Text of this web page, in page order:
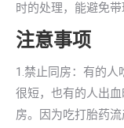
时的处理，能避免带
注意事项
1.禁止同房：有的
很短，也有的人出
房。因为吃打胎药